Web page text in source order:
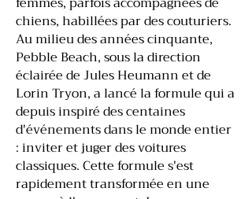
chiens, habillées par des couturiers.
Au milieu des années cinquante,
Pebble Beach, sous la direction
éclairée de Jules Heumann et de
Lorin Tryon, a lancé la formule qui a
depuis inspiré des centaines
d'événements dans le monde entier
: inviter et juger des voitures
classiques. Cette formule s'est
rapidement transformée en une